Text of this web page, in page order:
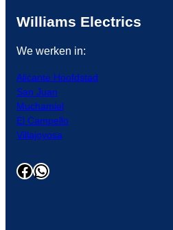
Williams Electrics
We werken in:
Alicante Hoofdstad
San Juan
Muchamiel
El Campello
Villajoyosa
Facebook WhatsApp